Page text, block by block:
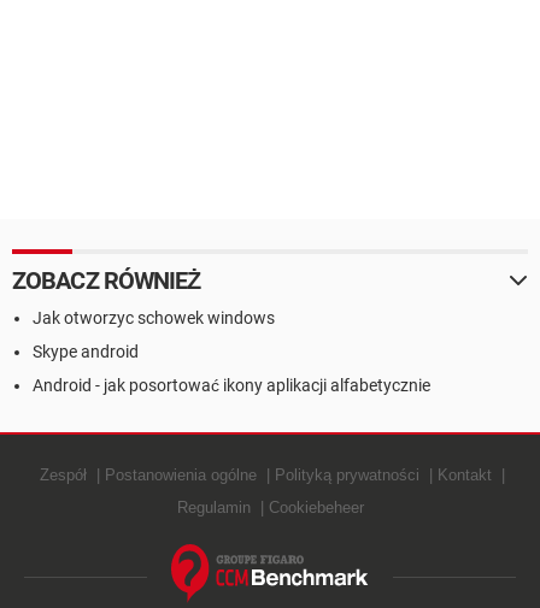
ZOBACZ RÓWNIEŻ
Jak otworzyc schowek windows
Skype android
Android - jak posortować ikony aplikacji alfabetycznie
Zespół Postanowienia ogólne Polityką prywatności
Kontakt
Regulamin
Cookiebeheer